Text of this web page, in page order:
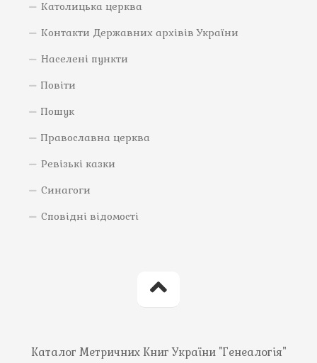
Католицька церква
Контакти Державних архівів України
Населені пункти
Повіти
Пошук
Православна церква
Ревізькі казки
Синагоги
Сповідні відомості
Каталог Метричних Книг України "Генеалогія"